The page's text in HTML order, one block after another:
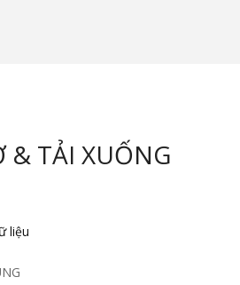
& TẢI XUỐNG
liệu